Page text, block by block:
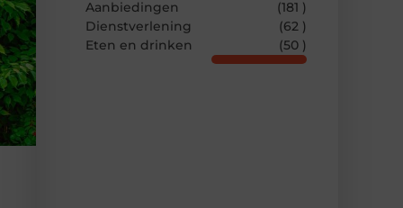
Aanbiedingen
(181 )
Dienstverlening
(62 )
Eten en drinken
(50 )